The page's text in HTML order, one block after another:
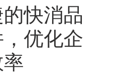
快消品
优化企